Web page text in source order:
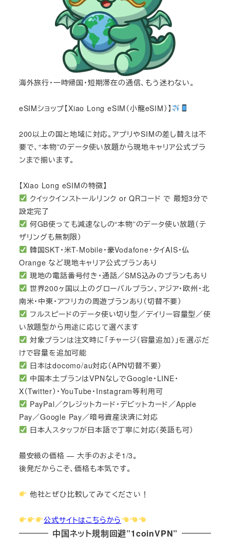
海外旅行・一時帰国・短期滞在の通信、もう迷わない。
eSIMショップ【Xiao Long eSIM（小龍eSIM）】
200以上の国と地域に対応。アプリやSIMの差し替えは不
要で、“本物”のデータ使い放題から現地キャリア公式プラ
ンまで揃います。
【Xiao Long eSIMの特徴】
クイックインストールリンク or QRコード で 最短3分で
設定完了
何GB使っても減速なしの“本物”のデータ使い放題（テ
ザリングも無制限）
韓国SKT・米T-Mobile・豪Vodafone・タイAIS・仏
Orange など現地キャリア公式プランあり
現地の電話番号付き・通話／SMS込みのプランもあり
世界200ヶ国以上のグローバルプラン、アジア・欧州・北
南米・中東・アフリカの周遊プランあり（切替不要）
フルスピードのデータ使い切り型／デイリー容量型／使
い放題型から用途に応じて選べます
対象プランは注文時に「チャージ（容量追加）」を選ぶだ
けで容量を追加可能
日本はdocomo/au対応（APN切替不要）
中国本土プランはVPNなしでGoogle・LINE・
X（Twitter）・YouTube・Instagram等利用可
PayPal／クレジットカード・デビットカード／Apple
Pay／Google Pay／暗号資産決済に対応
日本人スタッフが日本語で丁寧に対応（英語も可）
最安級の価格 — 大手のおよそ1/3。
後発だからこそ、価格も本気です。
他社とぜひ比較してみてください！
公式サイトはこちらから
中国ネット規制回避”1coinVPN”